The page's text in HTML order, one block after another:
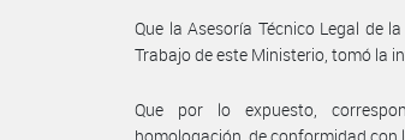
Que la Asesoría Técnico Legal de
Trabajo de este Ministerio, tomó la
Que por lo expuesto,